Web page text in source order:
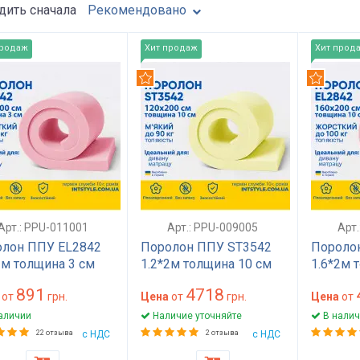
сначала Рекомендовано
PPU-011001
ППУ EL2842
толщина 3 см
жесткий
топпера,
стульев
от 891 грн.
22 отзыва с НДС
Хит продаж
Арт.: PPU-009005
Поролон ППУ ST3542
1.2*2м толщина 10 см
(1200х2000) мягкий для
матраса, топпера,
дивана, кресла
Цена от 4718 грн.
Наличие уточняйте
2 отзыва с НДС
Хит
1.6*2м
для
дивана,
Цена от
В